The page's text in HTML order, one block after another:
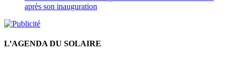
après son inauguration
L’AGENDA DU SOLAIRE